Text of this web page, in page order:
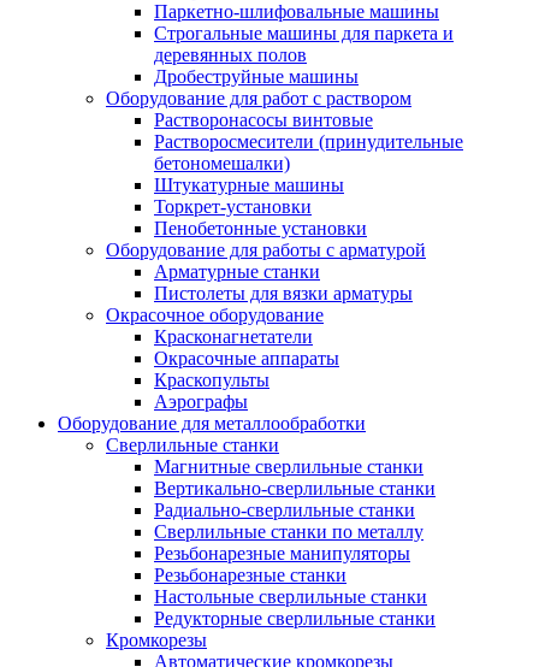
Паркетно-шлифовальные машины
Строгальные машины для паркета и
деревянных полов
Дробеструйные машины
Оборудование для работ с раствором
Растворонасосы винтовые
Растворосмесители (принудительные
бетономешалки)
Штукатурные машины
Торкрет-установки
Пенобетонные установки
Оборудование для работы с арматурой
Арматурные станки
Пистолеты для вязки арматуры
Окрасочное оборудование
Красконагнетатели
Окрасочные аппараты
Краскопульты
Аэрографы
Оборудование для металлообработки
Сверлильные станки
Магнитные сверлильные станки
Вертикально-сверлильные станки
Радиально-сверлильные станки
Сверлильные станки по металлу
Резьбонарезные манипуляторы
Резьбонарезные станки
Настольные сверлильные станки
Редукторные сверлильные станки
Кромкорезы
Автоматические кромкорезы